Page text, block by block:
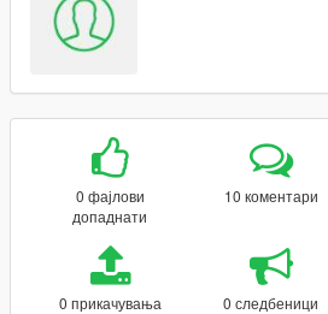
0 фајлови
допаднати
10 коментари
0 прикачувања 0 следбеници